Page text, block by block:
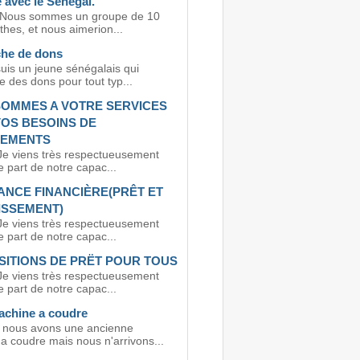
sommes un groupe de 10
et nous aimerion...
de dons
un jeune sénégalais qui
des dons pour tout typ...
A VOTRE SERVICES
BESOINS DE
viens très respectueusement
part de notre capac...
FINANCIÈRE(PRÊT ET
viens très respectueusement
part de notre capac...
DE PRËT POUR TOUS
viens très respectueusement
part de notre capac...
a coudre
avons une ancienne
coudre mais nous n'arrivons...